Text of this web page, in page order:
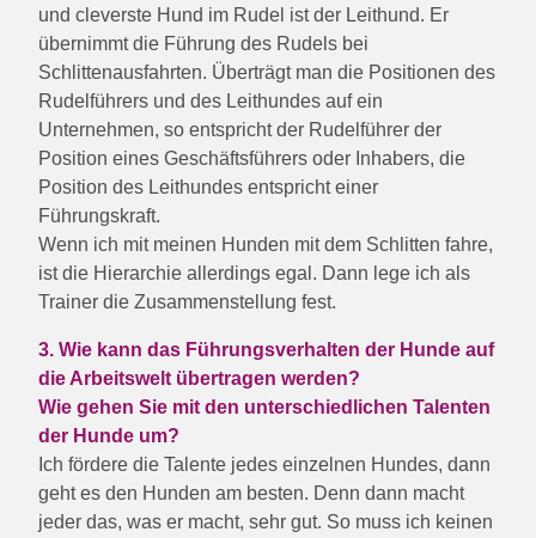
und cleverste Hund im Rudel ist der Leithund. Er
übernimmt die Führung des Rudels bei
Schlittenausfahrten. Überträgt man die Positionen des
Rudelführers und des Leithundes auf ein
Unternehmen, so entspricht der Rudelführer der
Position eines Geschäftsführers oder Inhabers, die
Position des Leithundes entspricht einer
Führungskraft.
Wenn ich mit meinen Hunden mit dem Schlitten fahre,
ist die Hierarchie allerdings egal. Dann lege ich als
Trainer die Zusammenstellung fest.
3. Wie kann das Führungsverhalten der Hunde auf
die Arbeitswelt übertragen werden?
Wie gehen Sie mit den unterschiedlichen Talenten
der Hunde um?
Ich fördere die Talente jedes einzelnen Hundes, dann
geht es den Hunden am besten. Denn dann macht
jeder das, was er macht, sehr gut. So muss ich keinen